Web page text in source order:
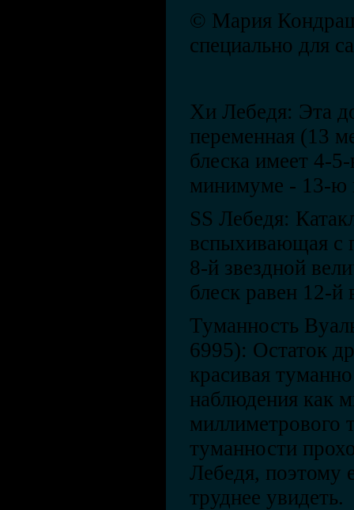
© Мария
специально для
Хи Лебедя: Эта
переменная (13
блеска имеет 4-
минимуме - 13-ю
SS Лебедя:
вспыхивающая с
8-й звездной
блеск равен 12-й
Туманность
6995): Остаток
красивая
наблюдения как
миллиметрового
туманности
Лебедя, поэтому
труднее увидеть.